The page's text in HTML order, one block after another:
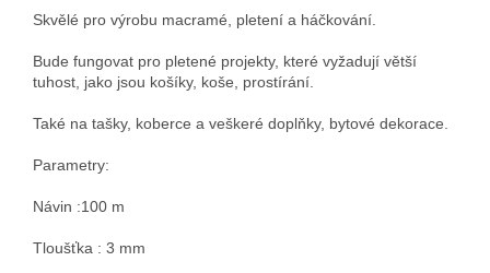
Skvělé pro výrobu macramé, pletení a háčkování.
Bude fungovat pro pletené projekty, které vyžadují větší
tuhost, jako jsou košíky, koše, prostírání.
Také na tašky, koberce a veškeré doplňky, bytové dekorace.
Parametry:
Návin :100 m
Tloušťka : 3 mm